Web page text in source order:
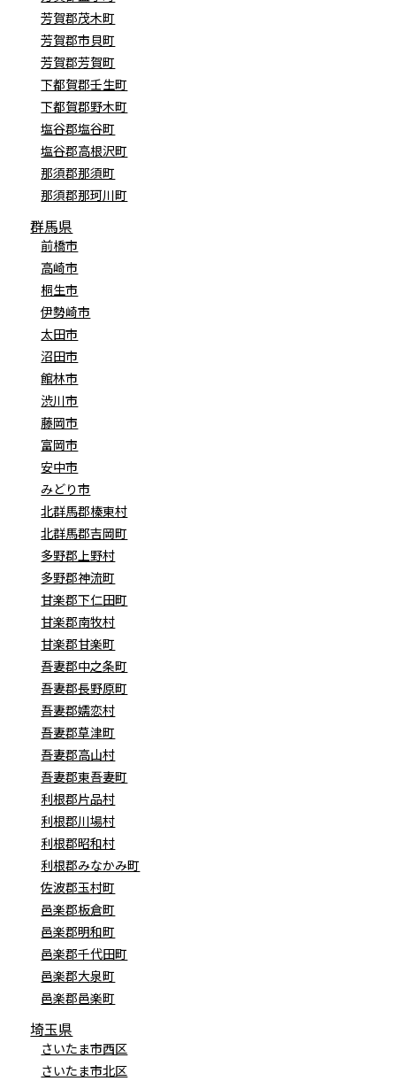
芳賀郡茂木町
芳賀郡市貝町
芳賀郡芳賀町
下都賀郡壬生町
下都賀郡野木町
塩谷郡塩谷町
塩谷郡高根沢町
那須郡那須町
那須郡那珂川町
群馬県
前橋市
高崎市
桐生市
伊勢崎市
太田市
沼田市
館林市
渋川市
藤岡市
富岡市
安中市
みどり市
北群馬郡榛東村
北群馬郡吉岡町
多野郡上野村
多野郡神流町
甘楽郡下仁田町
甘楽郡南牧村
甘楽郡甘楽町
吾妻郡中之条町
吾妻郡長野原町
吾妻郡嬬恋村
吾妻郡草津町
吾妻郡高山村
吾妻郡東吾妻町
利根郡片品村
利根郡川場村
利根郡昭和村
利根郡みなかみ町
佐波郡玉村町
邑楽郡板倉町
邑楽郡明和町
邑楽郡千代田町
邑楽郡大泉町
邑楽郡邑楽町
埼玉県
さいたま市西区
さいたま市北区